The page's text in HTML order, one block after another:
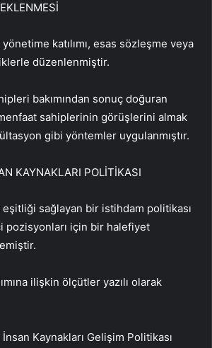
yönetime katılımı, esas sözleşme veya
düzenlenmiştir.
bakımından sonuç doğuran
sahiplerinin görüşlerini almak
gibi yöntemler uygulanmıştır.
KAYNAKLARI POLİTİKASI
eşitliği sağlayan bir istihdam politikası
pozisyonları için bir halefiyet
ilişkin ölçütler yazılı olarak
Kaynakları Gelişim Politikası